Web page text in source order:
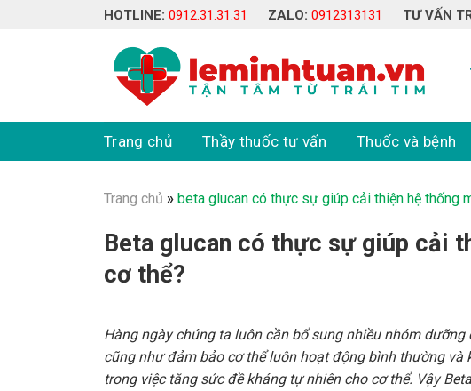
HOTLINE: 0912.31.31.31 ZALO: 0912313131 TƯ VẤN
Trang chủ Thầy thuốc tư vấn Thuốc và bệnh
Trang chủ » beta glucan có thực sự giúp cải thiện hệ thống
Beta glucan có thực sự giúp cải
cơ thể?
Hàng ngày chúng ta luôn cần bổ sung nhiều nhóm
cũng như đảm bảo cơ thể luôn hoạt động bình thường và
trong việc tăng sức đề kháng tự nhiên cho cơ thể. Vậy